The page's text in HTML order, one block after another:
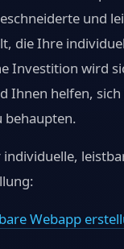
und
die Ihre
Investition wird
Ihnen helfen,
behaupten.
Webapp